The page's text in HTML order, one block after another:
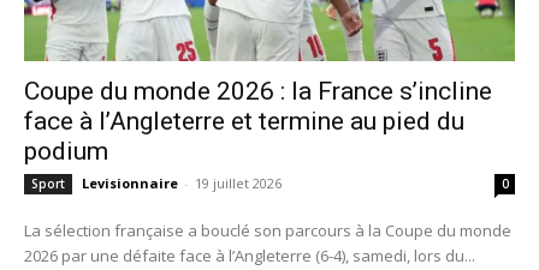
Coupe du monde 2026 : la France s’incline
face à l’Angleterre et termine au pied du
podium
Sport Levisionnaire - 19 juillet 2026 0
La sélection française a bouclé son parcours à la Coupe du monde
2026 par une défaite face à l’Angleterre (6-4), samedi, lors du...